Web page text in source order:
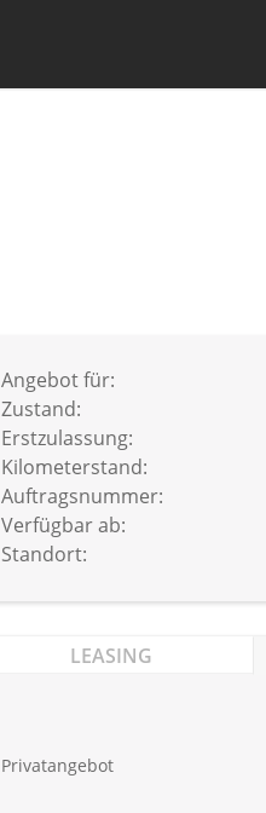
Angebot für:
Zustand:
Erstzulassung:
Kilometerstand:
Auftragsnummer:
Verfügbar ab:
Standort:
LEASING
Privatangebot